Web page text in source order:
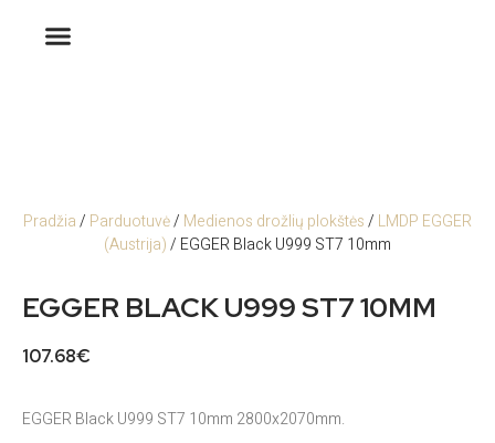
Pradžia/ Parduotuvė/ Medienos drožlių plokštės/ LMDP EGGER
(Austrija)/ EGGER Black U999 ST7 10mm
EGGER BLACK U999 ST7 10MM
107.68€
EGGER Black U999 ST7 10mm 2800x2070mm.